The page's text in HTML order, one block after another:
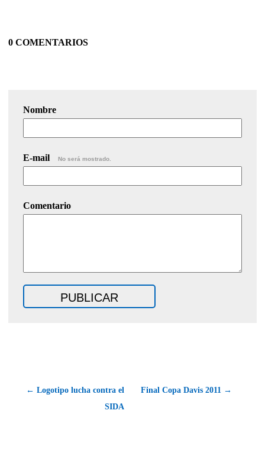
0 COMENTARIOS
Nombre
E-mail No será mostrado.
Comentario
← Logotipo lucha contra el
SIDA
Final Copa Davis 2011 →